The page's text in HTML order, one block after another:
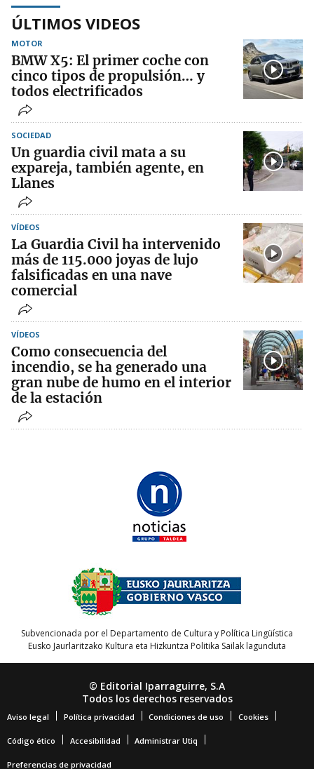
ÚLTIMOS VIDEOS
MOTOR
BMW X5: El primer coche con
cinco tipos de propulsión… y
todos electrificados
SOCIEDAD
Un guardia civil mata a su
expareja, también agente, en
Llanes
VÍDEOS
La Guardia Civil ha intervenido
más de 115.000 joyas de lujo
falsificadas en una nave
comercial
VÍDEOS
Como consecuencia del
incendio, se ha generado una
gran nube de humo en el interior
de la estación
Subvencionada por el Departamento de Cultura y Política Lingüística
Eusko Jaurlaritzako Kultura eta Hizkuntza Politika Sailak lagunduta
© Editorial Iparraguirre, S.A
Todos los derechos reservados
Aviso legal Política privacidad Condiciones de uso Cookies
Código ético Accesibilidad Administrar Utiq
Preferencias de privacidad